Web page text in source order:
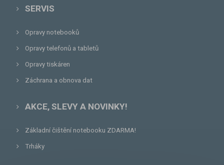
SERVIS
Opravy notebooků
Opravy telefonů a tabletů
Opravy tiskáren
Záchrana a obnova dat
AKCE, SLEVY A NOVINKY!
Základní čištění notebooku ZDARMA!
Trháky